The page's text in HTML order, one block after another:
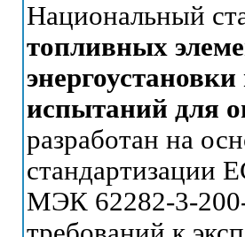
Национальный
топливных
испытаний для
разработан на
стандартизации
МЭК 62282-3-200-